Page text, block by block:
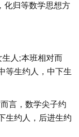
化归等数学思想方
生人;本班相对而
等生约人，中下生
言，数学尖子约
生约人，后进生约